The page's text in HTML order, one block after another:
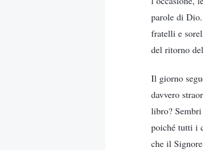
parole di
fratelli e
del ritorno
Il giorno
davvero
libro?
poiché tutti i
che il